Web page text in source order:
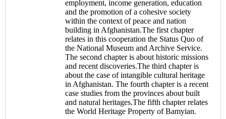
employment, income generation, education
and the promotion of a cohesive society
within the context of peace and nation
building in Afghanistan.The first chapter
relates in this cooperation the Status Quo of
the National Museum and Archive Service.
The second chapter is about historic missions
and recent discoveries.The third chapter is
about the case of intangible cultural heritage
in Afghanistan. The fourth chapter is a recent
case studies from the provinces about built
and natural heritages.The fifth chapter relates
the World Heritage Property of Bamyian.